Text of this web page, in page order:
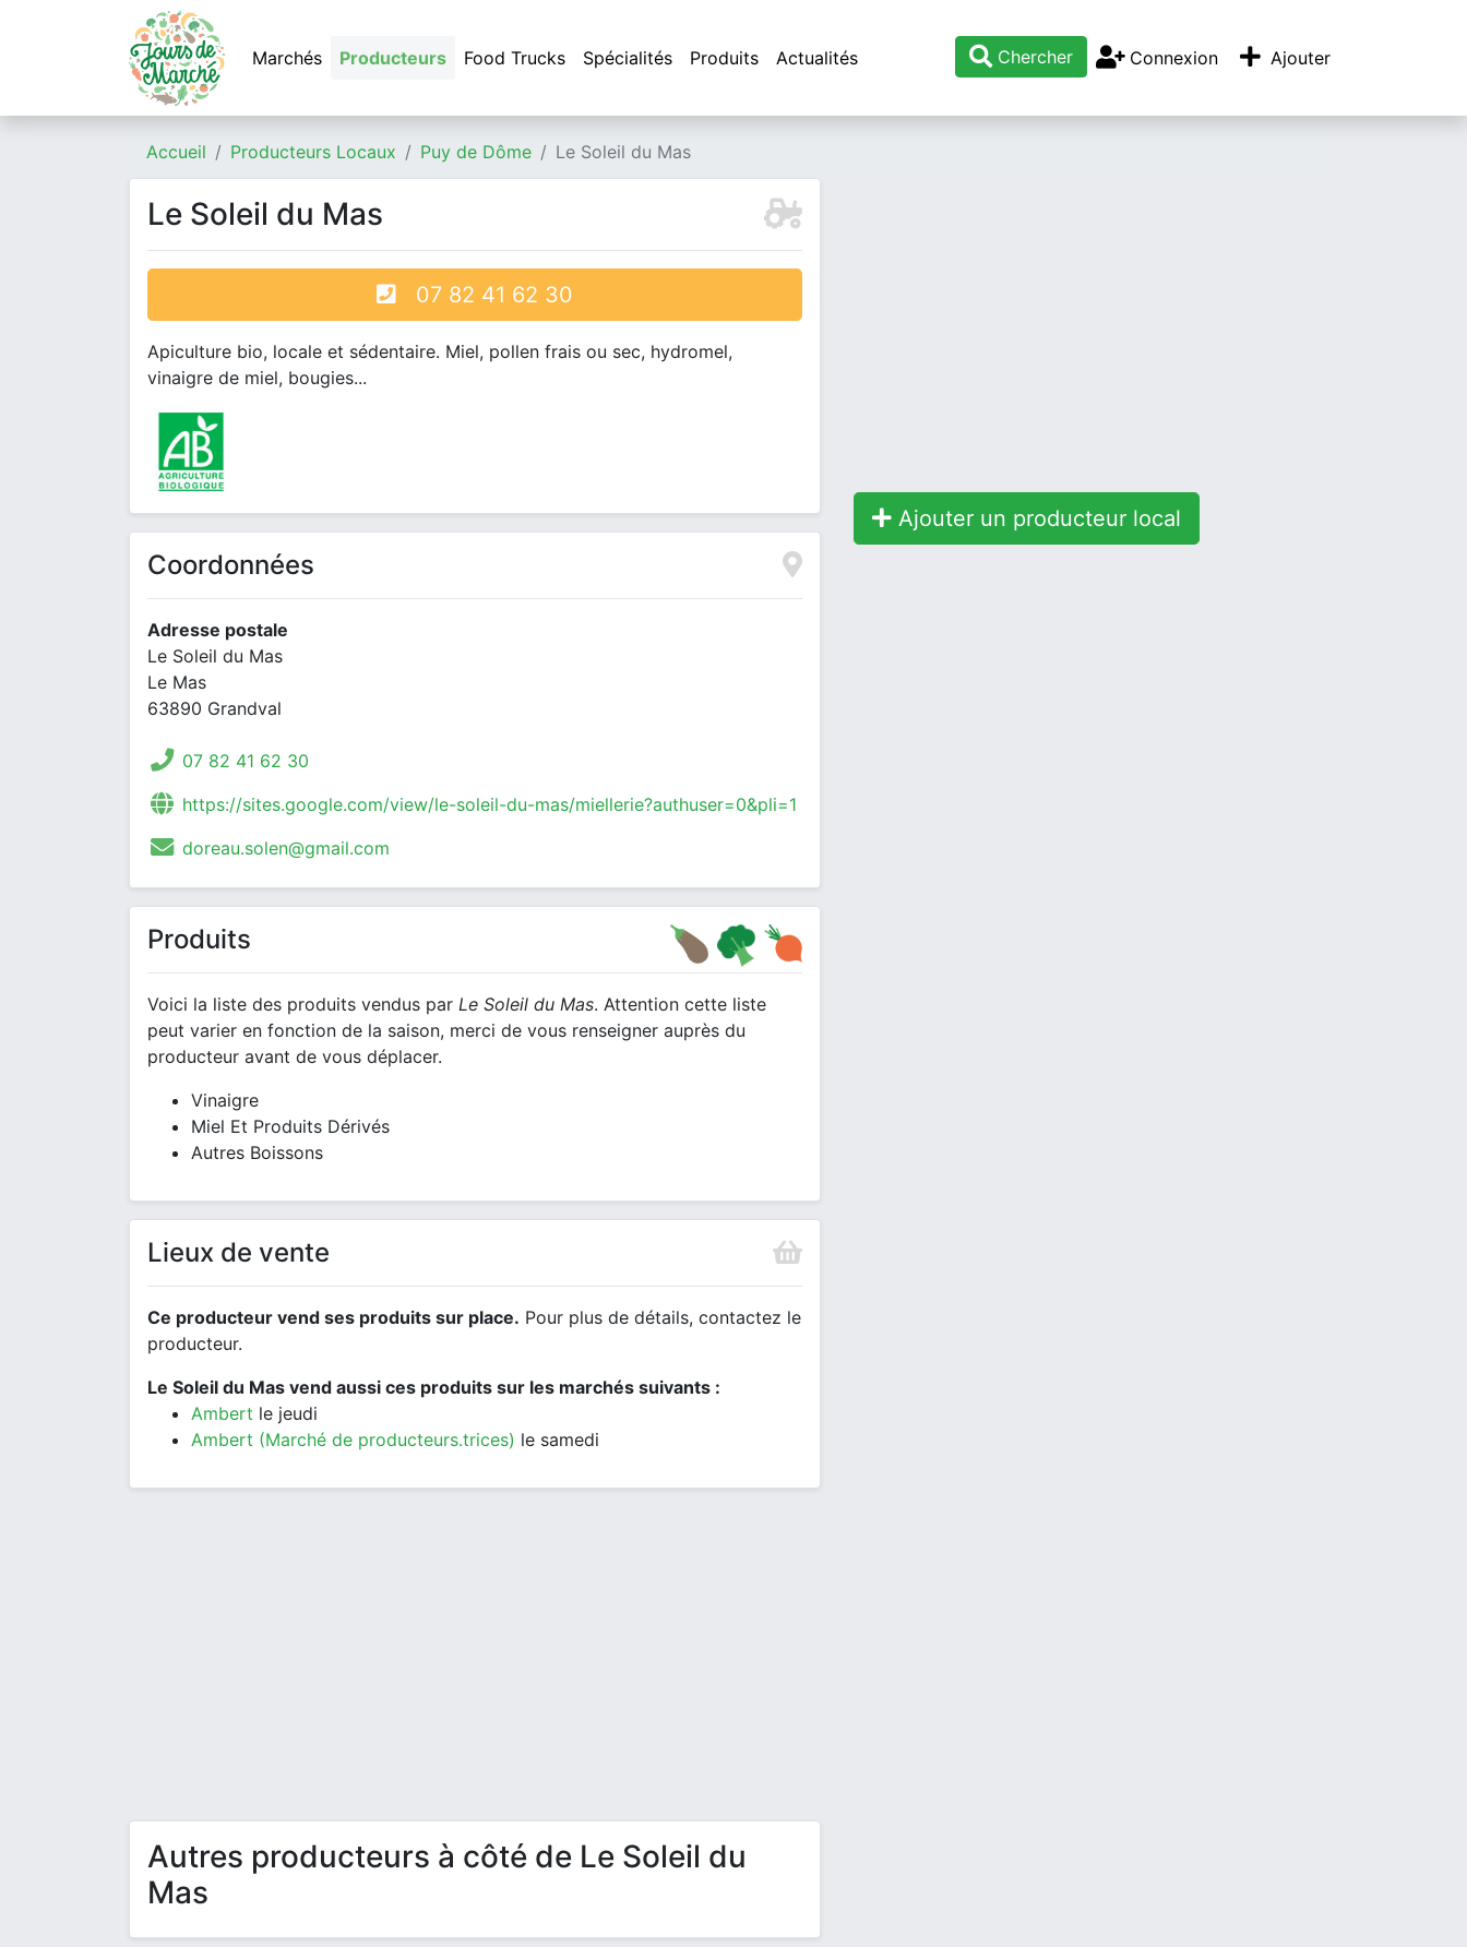
Marchés Producteurs Food Trucks Spécialités Produits Actualités Chercher Connexion Ajouter
Accueil Producteurs Locaux Puy de Dôme Le Soleil du Mas
Le Soleil du Mas
07 82 41 62 30
Apiculture bio, locale et sédentaire. Miel, pollen frais ou sec, hydromel,
vinaigre de miel, bougies...
Coordonnées
Adresse postale
Le Soleil du Mas
Le Mas
63890 Grandval
07 82 41 62 30
https://sites.google.com/view/le-soleil-du-mas/miellerie?authuser=0&pli=1
doreau.solen@gmail.com
Produits
Voici la liste des produits vendus par Le Soleil du Mas. Attention cette liste
peut varier en fonction de la saison, merci de vous renseigner auprès du
producteur avant de vous déplacer.
Vinaigre
Miel Et Produits Dérivés
Autres Boissons
Lieux de vente
Ce producteur vend ses produits sur place. Pour plus de détails, contactez le
producteur.
Le Soleil du Mas vend aussi ces produits sur les marchés suivants :
Ambert le jeudi
Ambert (Marché de producteurs.trices) le samedi
Autres producteurs à côté de Le Soleil du
Mas
Ajouter un producteur local